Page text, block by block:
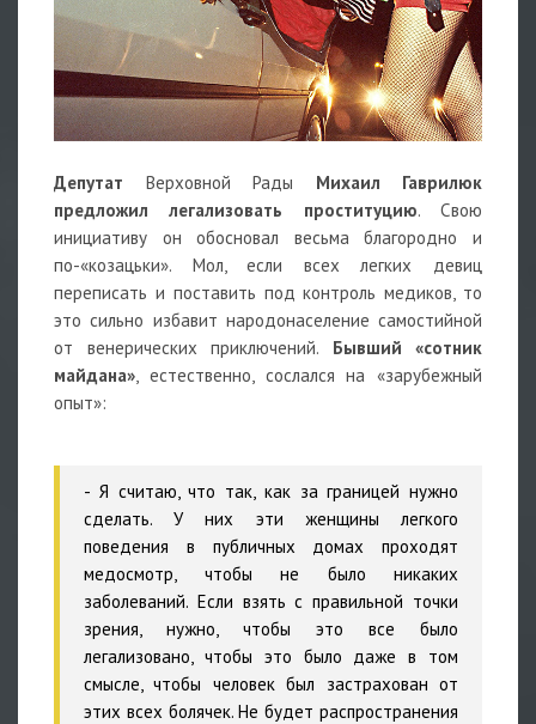
Депутат Верховной Рады Михаил Гаврилюк
предложил легализовать проституцию. Свою
инициативу он обосновал весьма благородно и
по-«козацьки». Мол, если всех легких девиц
переписать и поставить под контроль медиков, то
это сильно избавит народонаселение самостийной
от венерических приключений. Бывший «сотник
майдана», естественно, сослался на «зарубежный
опыт»:
- Я считаю, что так, как за границей нужно
сделать. У них эти женщины легкого
поведения в публичных домах проходят
медосмотр, чтобы не было никаких
заболеваний. Если взять с правильной точки
зрения, нужно, чтобы это все было
легализовано, чтобы это было даже в том
смысле, чтобы человек был застрахован от
этих всех болячек. Не будет распространения